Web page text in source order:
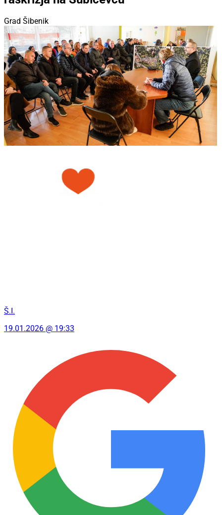
Grad Šibenik
Š.I.
19.01.2026 @ 19:33